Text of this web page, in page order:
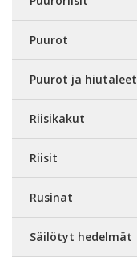
Puurot
Puurot ja hiutaleet
Riisikakut
Riisit
Rusinat
Säilötyt hedelmät